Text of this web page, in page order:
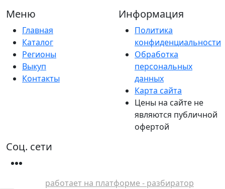
Меню
Главная
Каталог
Регионы
Выкуп
Контакты
Информация
Политика
конфиденциальности
Обработка
персональных
данных
Карта сайта
Цены на сайте не
являются публичной
офертой
Соц. сети
работает на платформе - разбиратор